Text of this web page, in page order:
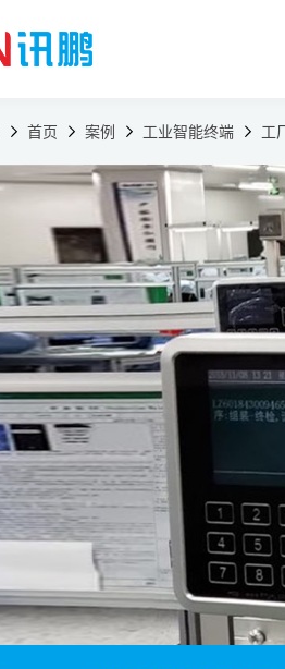
首页 案例 工业智能终端 工